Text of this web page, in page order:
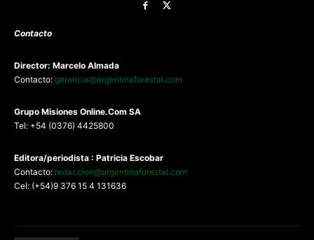
Contacto
Director: Marcelo Almada
Contacto: gerencia@argentinaforestal.com
Grupo Misiones Online.Com SA
Tel: +54 (0376) 4425800
Editora/periodista : Patricia Escobar
Contacto: redaccion@argentinaforestal.com
Cel: (+54)9 376 15 4 131636